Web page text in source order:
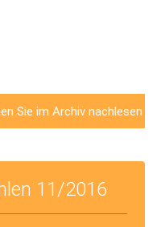
Sie im Archiv nachlesen
11/2016